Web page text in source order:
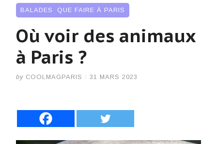
BALADES , QUE FAIRE À PARIS
Où voir des animaux
à Paris ?
by COOLMAGPARIS / 31 MARS 2023